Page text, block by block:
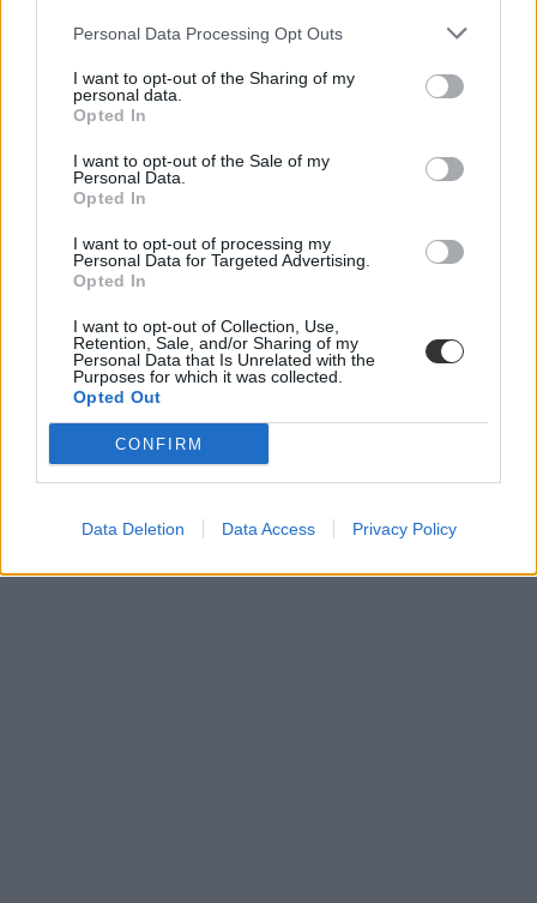
Personal Data Processing Opt Outs
I want to opt-out of the Sharing of my
personal data.
Opted In
I want to opt-out of the Sale of my
Personal Data.
Opted In
I want to opt-out of processing my
Personal Data for Targeted Advertising.
Opted In
I want to opt-out of Collection, Use,
Retention, Sale, and/or Sharing of my
Personal Data that Is Unrelated with the
Purposes for which it was collected.
Opted Out
CONFIRM
Data Deletion Data Access Privacy Policy
megtekintés
matek érettségi
matekérettségi